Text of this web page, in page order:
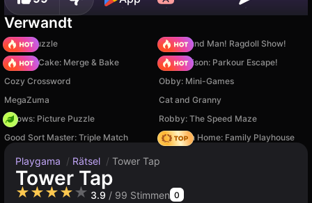
Verwandt
Arrow Puzzle
Playground Man! Ragdoll Show!
Piece of Cake: Merge & Bake
Barry Prison: Parkour Escape!
Cozy Crossword
Obby: Mini-Games
MegaZuma
Cat and Granny
Arrows: Picture Puzzle
Robby: The Speed Maze
Good Sort Master: Triple Match
My Town Home: Family Playhouse
Playgama / Rätsel / Tower Tap
Tower Tap
★★★★★ 3.9 / 99 Stimmen 0